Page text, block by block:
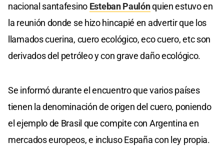
nacional santafesino Esteban Paulónquien estuvo en
la reunión donde se hizo hincapié en advertir que los
llamados cuerina, cuero ecológico, eco cuero, etc son
derivados del petróleo y con grave daño ecológico.
Se informó durante el encuentro que varios países
tienen la denominación de origen del cuero, poniendo
el ejemplo de Brasil que compite con Argentina en
mercados europeos, e incluso España con ley propia.